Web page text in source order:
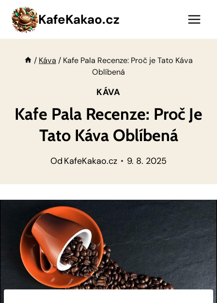
Přeskočit
obsah
KafeKakao.cz
/ Káva / Kafe Pala Recenze: Proč je Tato Káva
Oblíbená
KÁVA
Kafe Pala Recenze: Proč Je
Tato Káva Oblíbená
Od KafeKakao.cz 9. 8. 2025